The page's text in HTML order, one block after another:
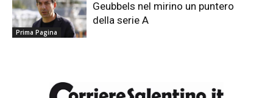
Prima Pagina
Geubbels nel mirino un puntero
della serie A